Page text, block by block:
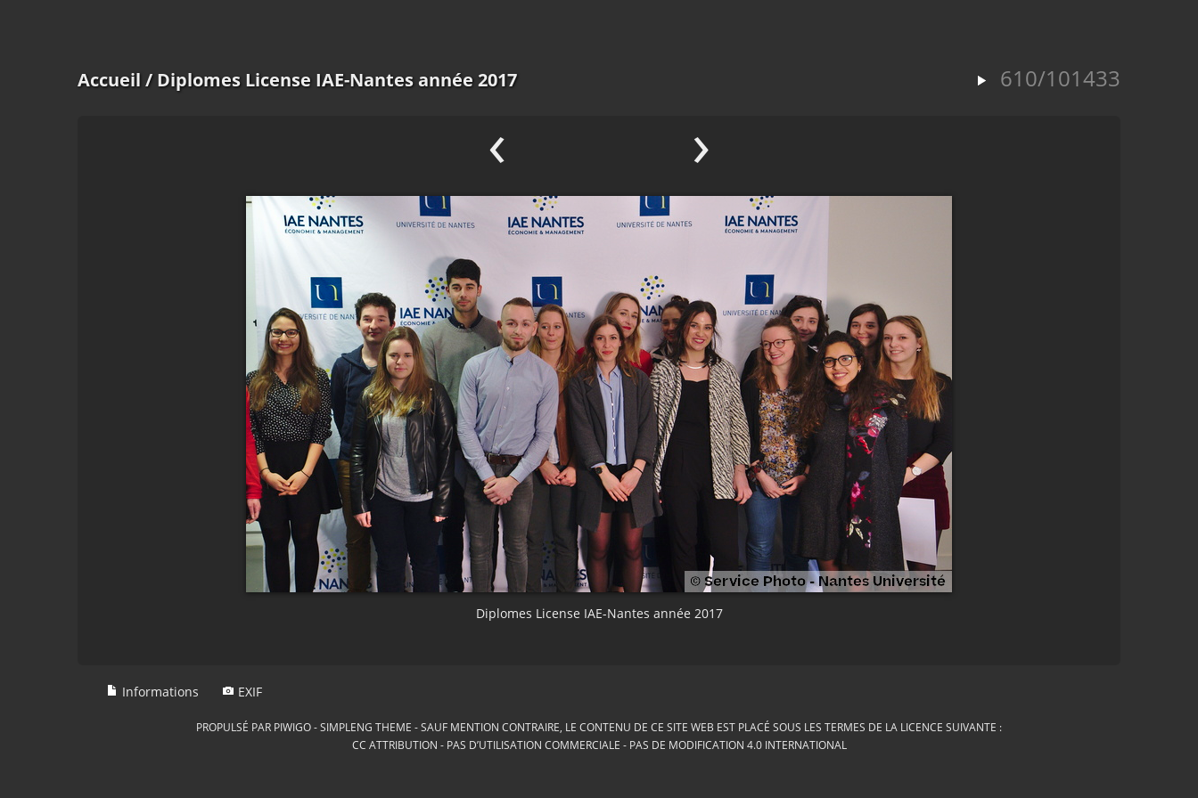
610/101433
Accueil / Diplomes License IAE-Nantes année 2017
‹ ›
Diplomes License IAE-Nantes année 2017
Informations EXIF
PROPULSÉ PAR PIWIGO-SIMPLENG THEME
SAUF MENTION CONTRAIRE, LE CONTENU DE CE SITE WEB EST PLACÉ SOUS LES TERMES DE LA LICENCE SUIVANTE :
CC ATTRIBUTION - PAS D’UTILISATION COMMERCIALE - PAS DE MODIFICATION 4.0 INTERNATIONAL